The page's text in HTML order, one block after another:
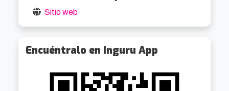
Sitio web
Encuéntralo en Inguru App